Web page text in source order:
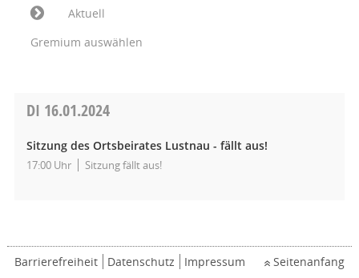
Aktuell
Gremium auswählen
DI 16.01.2024
Sitzung des Ortsbeirates Lustnau - fällt aus!
17:00 Uhr Sitzung fällt aus!
Barrierefreiheit Datenschutz Impressum Seitenanfang